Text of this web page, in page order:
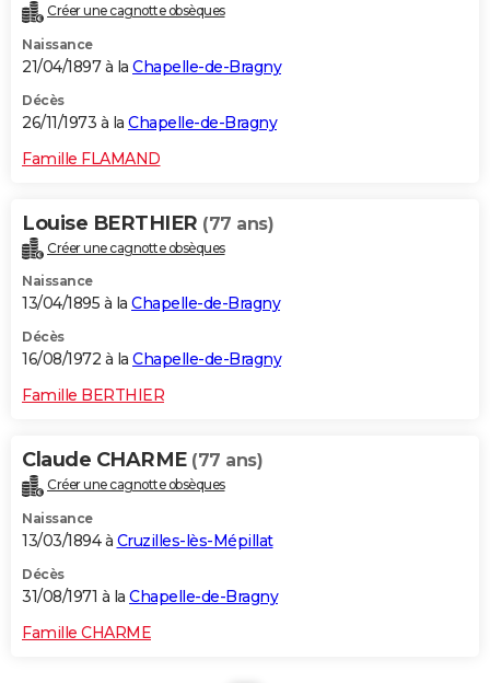
Créer une cagnotte obsèques
Naissance
21/04/1897 à la Chapelle-de-Bragny
Décès
26/11/1973 à la Chapelle-de-Bragny
Famille FLAMAND
Louise BERTHIER (77 ans)
Créer une cagnotte obsèques
Naissance
13/04/1895 à la Chapelle-de-Bragny
Décès
16/08/1972 à la Chapelle-de-Bragny
Famille BERTHIER
Claude CHARME (77 ans)
Créer une cagnotte obsèques
Naissance
13/03/1894 à Cruzilles-lès-Mépillat
Décès
31/08/1971 à la Chapelle-de-Bragny
Famille CHARME